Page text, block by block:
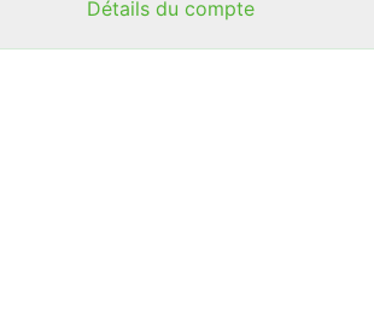
Détails du compte